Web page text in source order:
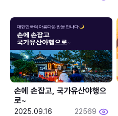
손에 손잡고, 국가유산야행으
로~
2025.09.16 22569